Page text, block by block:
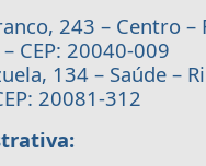
243 – Centro –
– CEP: 20040-009
134 – Saúde –
20081-312